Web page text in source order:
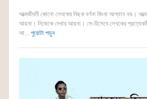
আত্মজীবনী কোনো লেখকের নিছক বর্ণনা কিংবা আখ্যান নয়।
আয়না। নিজেকে দেখার আয়না। সে-হিসেবে লেখকের
আ... পুরোটা পড়ুন